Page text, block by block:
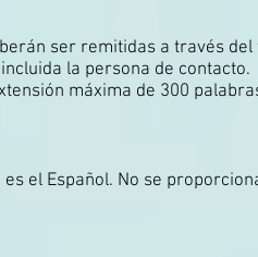
ser remitidas a través
la persona de contacto.
máxima de 300
el Español. No se